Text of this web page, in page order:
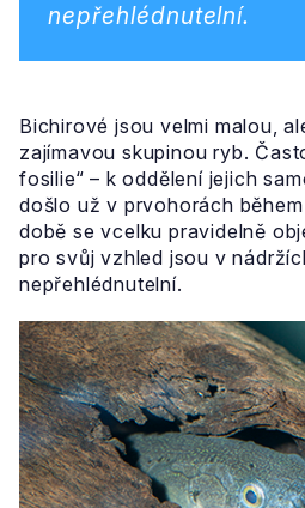
nepřehlédnutelní.
Bichirové jsou velmi malou,
zajímavou skupinou ryb.
fosilie“ – k oddělení jejich
došlo už v prvohorách
době se vcelku pravidelně
pro svůj vzhled jsou v
nepřehlédnutelní.